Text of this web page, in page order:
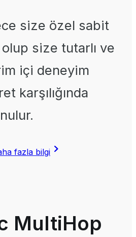
size özel sabit
size tutarlı ve
içi deneyim
karşılığında
fazla bilgi
MultiHop